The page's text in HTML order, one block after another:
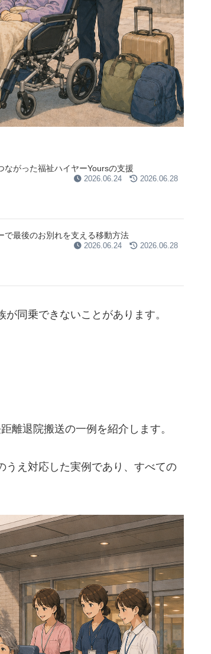
がった福祉ハイヤーYoursの支援
2026.06.24 2026.06.28
で最後のお別れを支える移動方法
2026.06.24 2026.06.28
同乗できないことがあります。
離退院搬送の一例を紹介します。
うえ対応した実例であり、すべての